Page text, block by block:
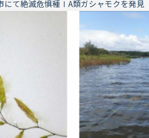
にて絶滅危惧種ⅠA類ガシャモクを発見